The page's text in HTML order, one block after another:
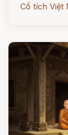
Cổ tích Việt